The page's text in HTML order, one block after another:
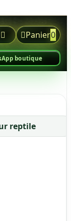
 Panier0
boutique
reptile